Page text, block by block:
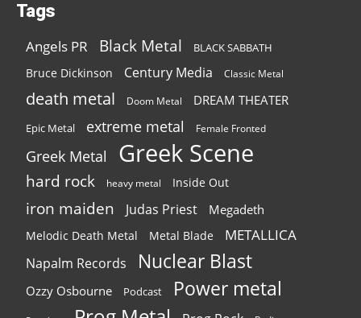
Tags
Angels PR Black Metal BLACK SABBATH
Bruce Dickinson Century Media Classic Metal
death metal Doom Metal DREAM THEATER
Epic Metal extreme metal Female Fronted
Greek Metal Greek Scene
hard rock heavy metal Inside Out
iron maiden Judas Priest Megadeth
Melodic Death Metal Metal Blade METALLICA
Napalm Records Nuclear Blast
Ozzy Osbourne Podcast Power metal